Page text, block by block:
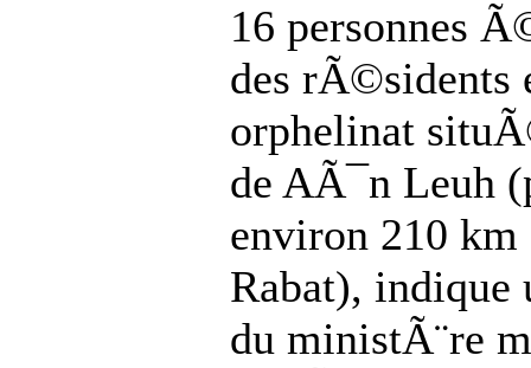
16 personnes
des rÃ©sidents
orphelinat
de AÃ¯n Leuh
environ 210 km
Rabat),
du ministÃ¨re